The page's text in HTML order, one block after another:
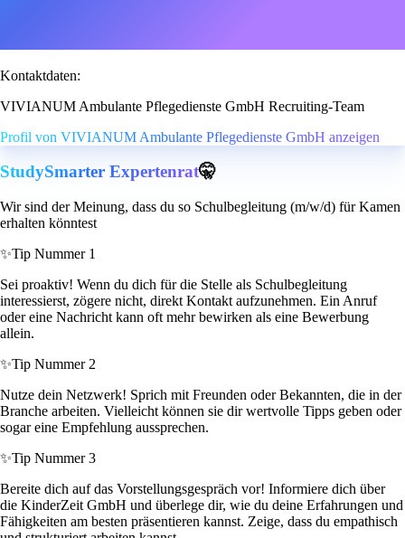
Kontaktdaten:
VIVIANUM Ambulante Pflegedienste GmbH Recruiting-Team
Profil von VIVIANUM Ambulante Pflegedienste GmbH anzeigen
StudySmarter Expertenrat🤫
Wir sind der Meinung, dass du so Schulbegleitung (m/w/d) für Kamen
erhalten könntest
✨Tip Nummer 1
Sei proaktiv! Wenn du dich für die Stelle als Schulbegleitung
interessierst, zögere nicht, direkt Kontakt aufzunehmen. Ein Anruf
oder eine Nachricht kann oft mehr bewirken als eine Bewerbung
allein.
✨Tip Nummer 2
Nutze dein Netzwerk! Sprich mit Freunden oder Bekannten, die in der
Branche arbeiten. Vielleicht können sie dir wertvolle Tipps geben oder
sogar eine Empfehlung aussprechen.
✨Tip Nummer 3
Bereite dich auf das Vorstellungsgespräch vor! Informiere dich über
die KinderZeit GmbH und überlege dir, wie du deine Erfahrungen und
Fähigkeiten am besten präsentieren kannst. Zeige, dass du empathisch